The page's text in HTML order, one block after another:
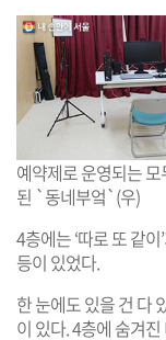
예약제로 운영되는
된 `동네부엌`(우)
4층에는 ‘따로 또 같
등이 있었다.
한 눈에도 있을 건 다
이 있다. 4층에 숨겨